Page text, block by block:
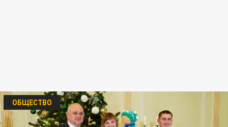
ОБЩЕСТВО